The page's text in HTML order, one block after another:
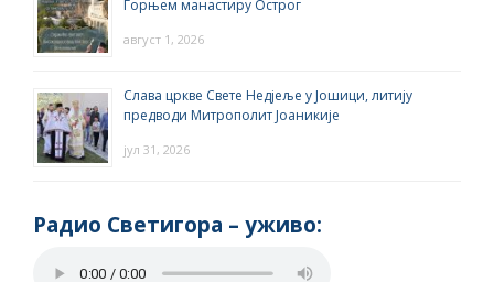
Горњем манастиру Острог
август 1, 2026
Слава цркве Свете Недјеље у Јошици, литију
предводи Митрополит Јоаникије
јул 31, 2026
Радио Светигора – yживо: